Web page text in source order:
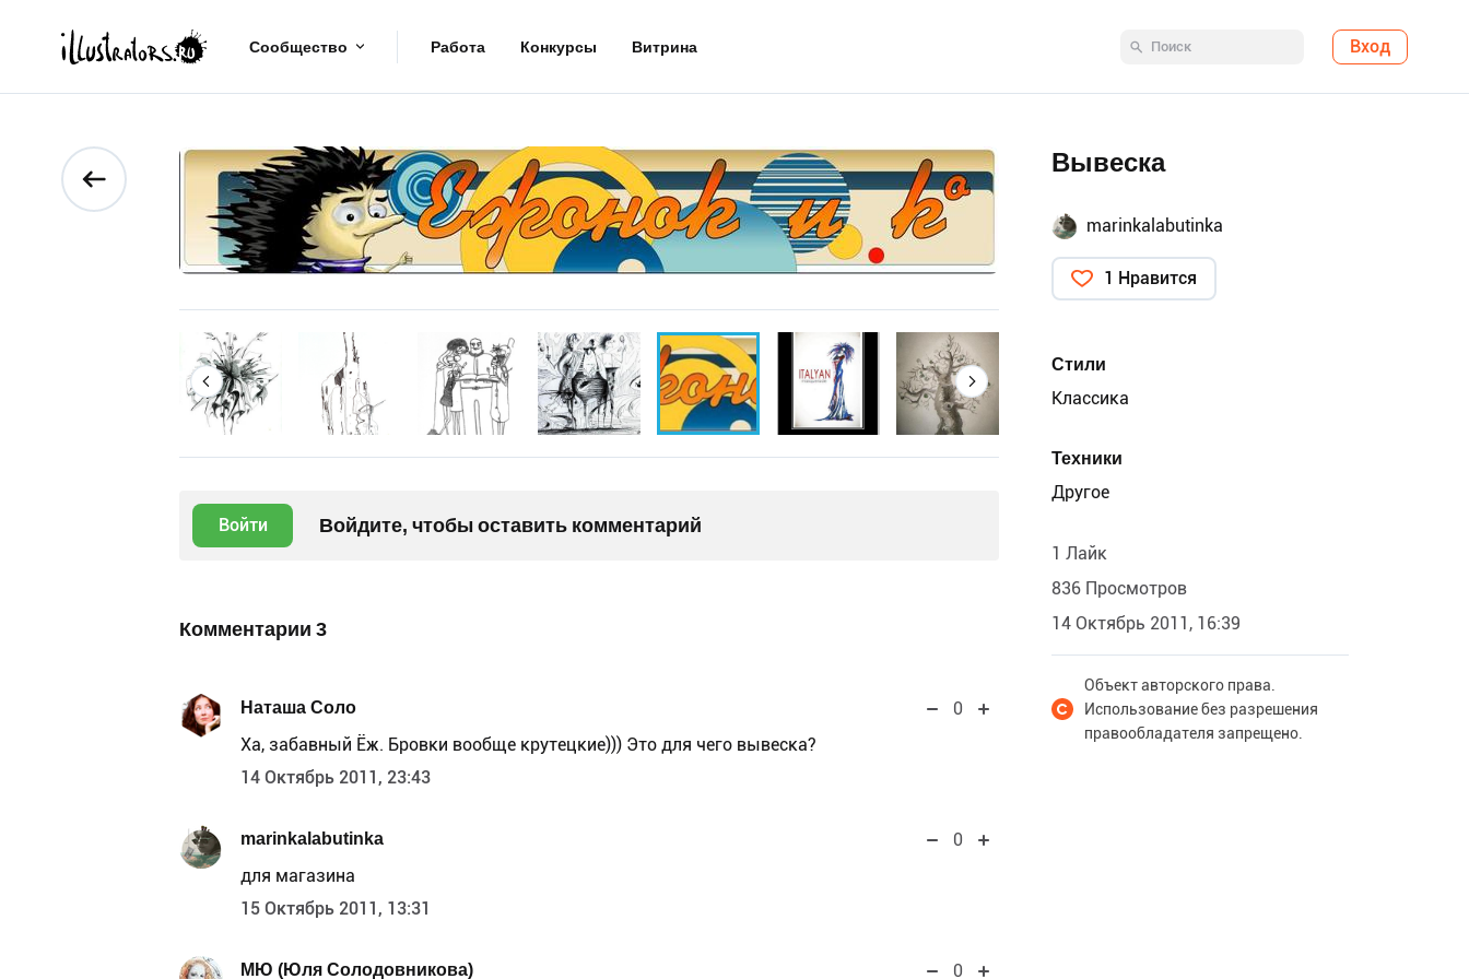
Сообщество Работа Конкурсы Витрина Вход
Войти Войдите, чтобы оставить комментарий
Комментарии 3
Наташа Соло
0
Ха, забавный Ёж. Бровки вообще крутецкие))) Это для чего вывеска?
14 Октябрь 2011, 23:43
marinkalabutinka
0
для магазина
15 Октябрь 2011, 13:31
МЮ (Юля Солодовникова) 0
Вывеска
marinkalabutinka
1 Нравится
Стили
Классика
Техники
Другое
1 Лайк
836 Просмотров
14 Октябрь 2011, 16:39
Объект авторского права.
Использование без разрешения
правообладателя запрещено.